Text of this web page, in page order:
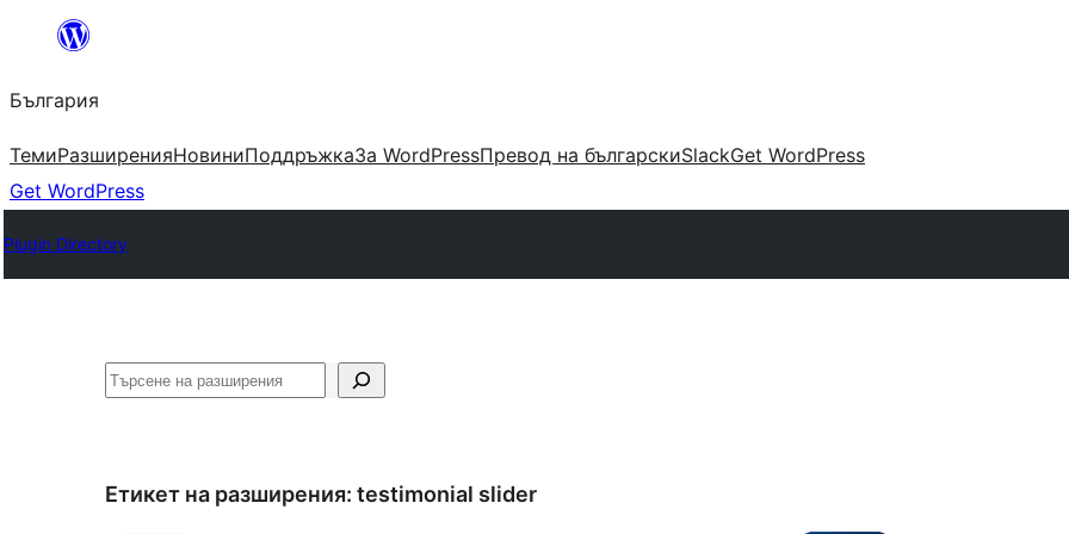
България
ТемиРазширенияНовиниПоддръжкаЗа WordPressПревод на българскиSlackGet WordPress
Get WordPress
Plugin Directory
Търсене
Етикет на разширения: testimonial slider